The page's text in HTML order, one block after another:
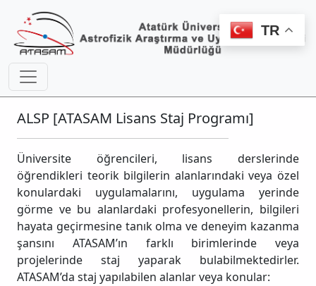
ALSP [ATASAM Lisans Staj Programı]
Üniversite öğrencileri, lisans derslerinde
öğrendikleri teorik bilgilerin alanlarındaki veya özel
konulardaki uygulamalarını, uygulama yerinde
görme ve bu alanlardaki profesyonellerin, bilgileri
hayata geçirmesine tanık olma ve deneyim kazanma
şansını ATASAM’ın farklı birimlerinde veya
projelerinde staj yaparak bulabilmektedirler.
ATASAM’da staj yapılabilen alanlar veya konular:
TR